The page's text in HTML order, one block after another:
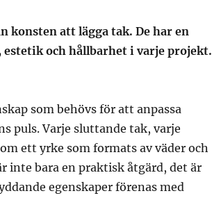
konsten att lägga tak. De har en
och hållbarhet i varje projekt.
som behövs för att anpassa
puls. Varje sluttande tak, varje
ett yrke som formats av väder och
inte bara en praktisk åtgärd, det är
egenskaper förenas med